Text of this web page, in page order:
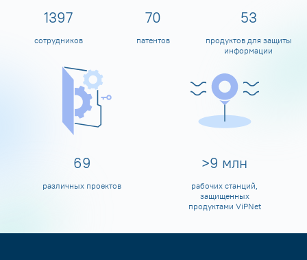
1592
сотрудников
80
патентов
60
продуктов для защиты
информации
79
различных проектов
>10 млн
рабочих станций,
защищенных
продуктами ViPNet